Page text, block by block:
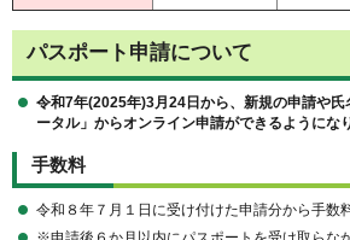
パスポート申請について
令和7年(2025年)3月24日から、新規の申請や
ータル」からオンライン申請ができるようにな
手数料
令和８年７月１日に受け付けた申請分から手数